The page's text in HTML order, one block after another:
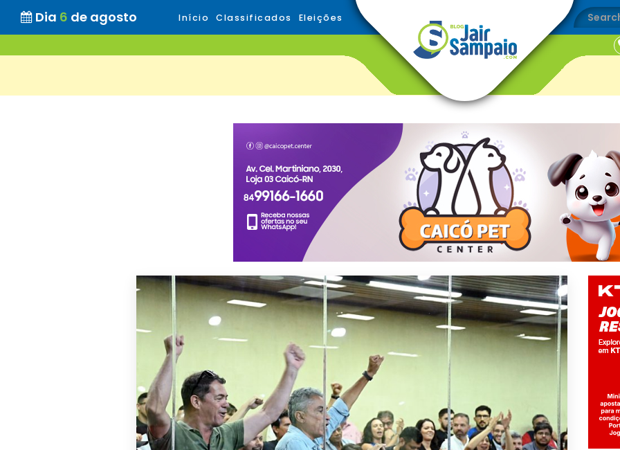
Dia 6 de agosto Início Classificados Eleições